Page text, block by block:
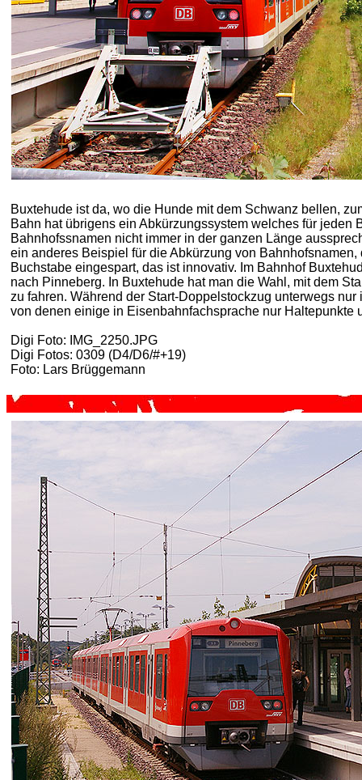
Buxtehude ist da, wo die Hunde mit dem Schwanz bellen,
Bahn hat übrigens ein Abkürzungssystem welches für
Bahnhofssnamen nicht immer in der ganzen Länge
ein anderes Beispiel für die Abkürzung von
Buchstabe eingespart, das ist innovativ. Im Bahnhof
nach Pinneberg. In Buxtehude hat man die Wahl, mit dem
zu fahren. Während der Start-Doppelstockzug unterwegs
von denen einige in Eisenbahnfachsprache nur Haltepunkte
Digi Foto: IMG_2250.JPG
Digi Fotos: 0309 (D4/D6/#+19)
Foto: Lars Brüggemann